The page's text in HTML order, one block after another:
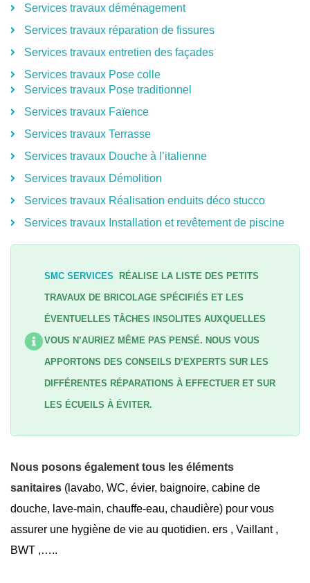
Services travaux déménagement
Services travaux réparation de fissures
Services travaux entretien des façades
Services travaux Pose colle
Services travaux Pose traditionnel
Services travaux Faïence
Services travaux Terrasse
Services travaux Douche à l’italienne
Services travaux Démolition
Services travaux Réalisation enduits déco stucco
Services travaux Installation et revêtement de piscine
SMC SERVICES RÉALISE LA LISTE DES PETITS
TRAVAUX DE BRICOLAGE SPÉCIFIÉS ET LES
ÉVENTUELLES TÂCHES INSOLITES AUXQUELLES
VOUS N’AURIEZ MÊME PAS PENSÉ. NOUS VOUS
APPORTONS DES CONSEILS D’EXPERTS SUR LES
DIFFÉRENTES RÉPARATIONS À EFFECTUER ET SUR
LES ÉCUEILS À ÉVITER.
Nous posons également tous les éléments
sanitaires (lavabo, WC, évier, baignoire, cabine de
douche, lave-main, chauffe-eau, chaudière) pour vous
assurer une hygiène de vie au quotidien. ers , Vaillant ,
BWT ,…..